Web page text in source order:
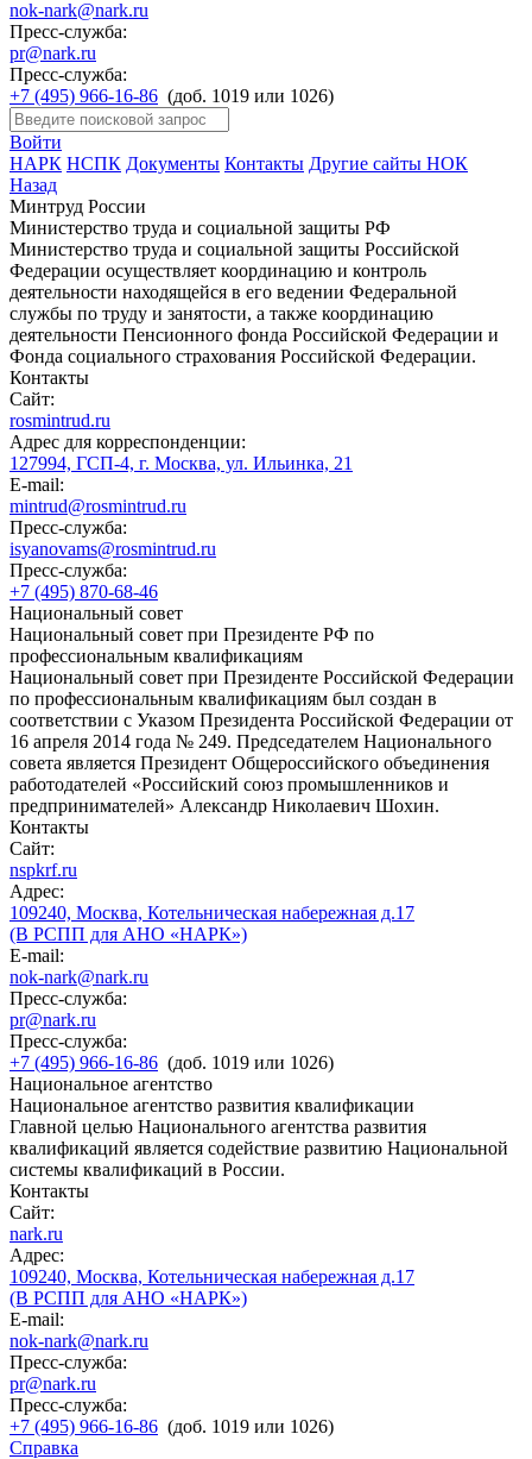
nok-nark@nark.ru
Пресс-служба:
pr@nark.ru
Пресс-служба:
+7 (495) 966-16-86 (доб. 1019 или 1026)
Войти
НАРК НСПК Документы Контакты Другие сайты НОК
Назад
Минтруд России
Министерство труда и социальной защиты РФ
Министерство труда и социальной защиты Российской
Федерации осуществляет координацию и контроль
деятельности находящейся в его ведении Федеральной
службы по труду и занятости, а также координацию
деятельности Пенсионного фонда Российской Федерации и
Фонда социального страхования Российской Федерации.
Контакты
Сайт:
rosmintrud.ru
Адрес для корреспонденции:
127994, ГСП-4, г. Москва, ул. Ильинка, 21
E-mail:
mintrud@rosmintrud.ru
Пресс-служба:
isyanovams@rosmintrud.ru
Пресс-служба:
+7 (495) 870-68-46
Национальный совет
Национальный совет при Президенте РФ по
профессиональным квалификациям
Национальный совет при Президенте Российской Федерации
по профессиональным квалификациям был создан в
соответствии с Указом Президента Российской Федерации от
16 апреля 2014 года № 249. Председателем Национального
совета является Президент Общероссийского объединения
работодателей «Российский союз промышленников и
предпринимателей» Александр Николаевич Шохин.
Контакты
Сайт:
nspkrf.ru
Адрес:
109240, Москва, Котельническая набережная д.17
(В РСПП для АНО «НАРК»)
E-mail:
nok-nark@nark.ru
Пресс-служба:
pr@nark.ru
Пресс-служба:
+7 (495) 966-16-86 (доб. 1019 или 1026)
Национальное агентство
Национальное агентство развития квалификации
Главной целью Национального агентства развития
квалификаций является содействие развитию Национальной
системы квалификаций в России.
Контакты
Сайт:
nark.ru
Адрес:
109240, Москва, Котельническая набережная д.17
(В РСПП для АНО «НАРК»)
E-mail:
nok-nark@nark.ru
Пресс-служба:
pr@nark.ru
Пресс-служба:
+7 (495) 966-16-86 (доб. 1019 или 1026)
Справка